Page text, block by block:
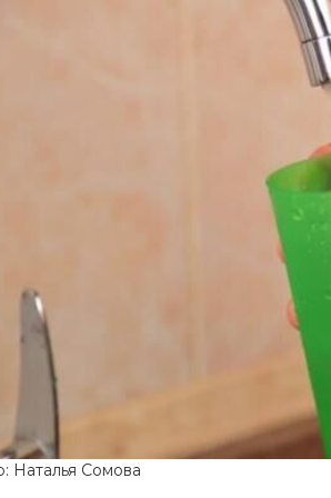
Наталья Сомова